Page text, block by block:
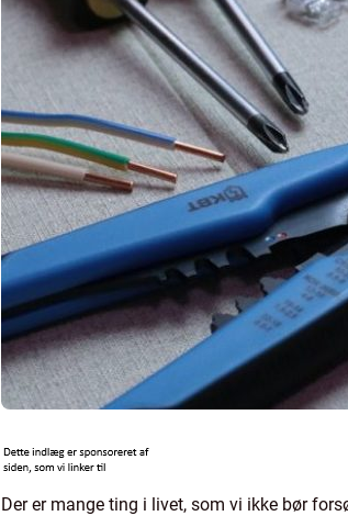
Der er mange ting i livet, som vi ikke bør